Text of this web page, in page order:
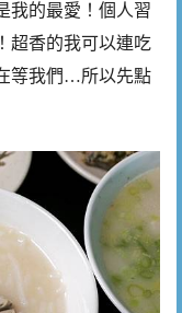
我的最愛！個人習
超香的我可以連吃
等我們…所以先點